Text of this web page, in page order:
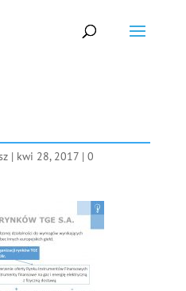
| kwi 28, 2017| 0